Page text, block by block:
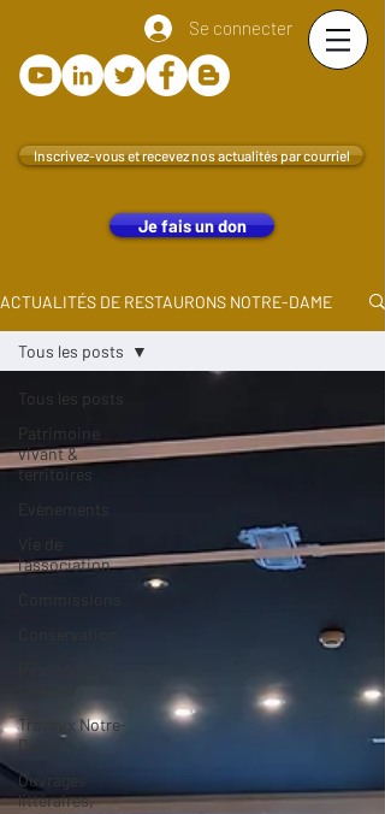
Se connecter
Inscrivez-vous et recevez nos actualités par courriel
Je fais un don
ACTUALITÉS DE RESTAURONS NOTRE-DAME
Tous les posts
Patrimoine
vivant &
territoires
Evènements
Vie de
l'association
Travaux Notre-
Dame
Ouvrages
littéraires,
Tous les posts